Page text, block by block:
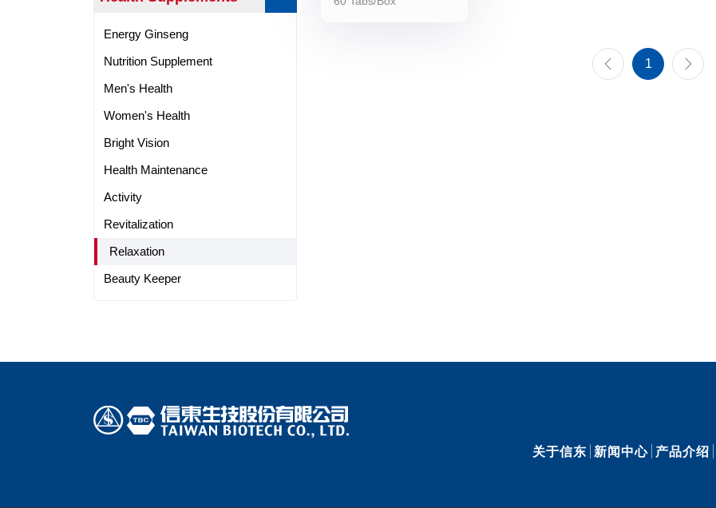
Energy Ginseng
Nutrition Supplement
Men's Health
Women's Health
Bright Vision
Health Maintenance
Activity
Revitalization
Relaxation
Beauty Keeper
1
关于信东 新闻中心 产品介绍